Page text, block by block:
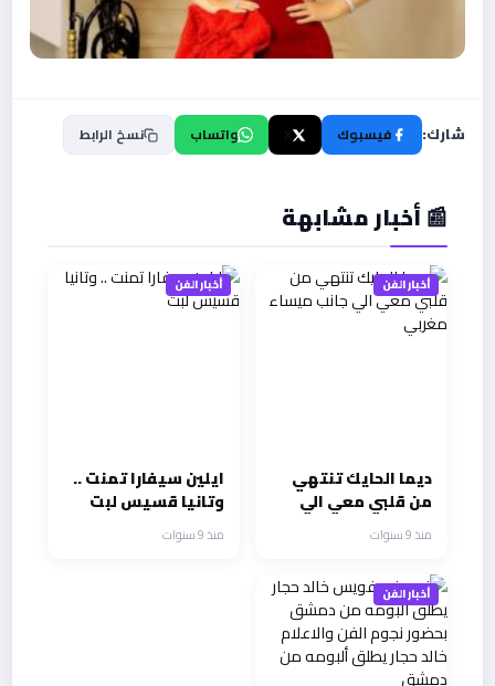
شارك: فيسبوك واتساب نسخ الرابط
📰 أخبار مشابهة
أخبار الفن
ديما الحايك تنتهي
من قلبي معي الي
جانب ميساء مغربي
منذ 9 سنوات
أخبار الفن
ايلين سيفارا تمنت ..
وتانيا قسيس لبت
منذ 9 سنوات
أخبار الفن